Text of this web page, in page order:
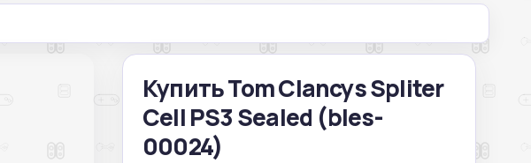
Купить Tom Clancys Spliter
Cell PS3 Sealed (bles-
00024)